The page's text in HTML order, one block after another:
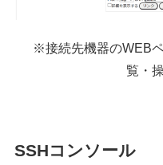
※接続先機器のWEB
覧・
SSHコンソール